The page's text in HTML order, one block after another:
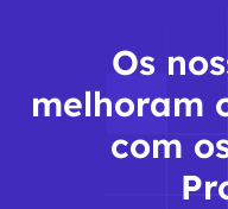
Os
melhoram
com